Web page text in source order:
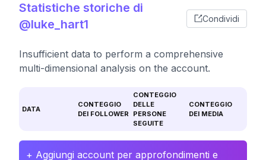
Statistiche storiche di
@luke_hart1
Condividi
Insufficient data to perform a comprehensive
multi-dimensional analysis on the account.
DATA
CONTEGGIO
DEI FOLLOWER
CONTEGGIO
DELLE
PERSONE
SEGUITE
CONTEGGIO
DEI MEDIA
+ Aggiungi account per approfondimenti e